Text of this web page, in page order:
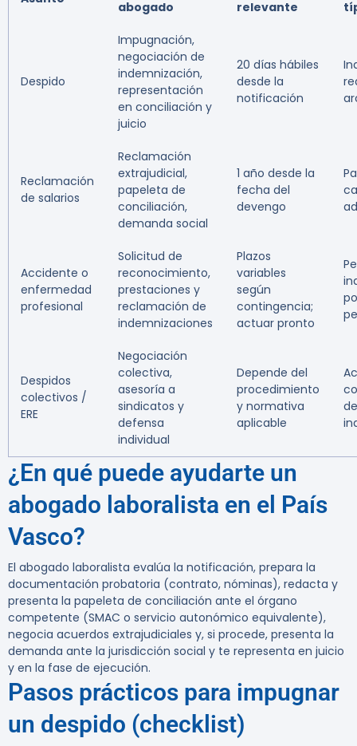
abogado
relevante
Despido
Impugnación,
negociación de
indemnización,
representación
en conciliación y
juicio
20 días hábiles
desde la
notificación
Reclamación
de salarios
Reclamación
extrajudicial,
papeleta de
conciliación,
demanda social
1 año desde la
fecha del
devengo
Accidente o
enfermedad
profesional
Solicitud de
reconocimiento,
prestaciones y
reclamación de
indemnizaciones
Plazos
variables
según
contingencia;
actuar pronto
Despidos
colectivos /
ERE
Negociación
colectiva,
asesoría a
sindicatos y
defensa
individual
Depende del
procedimiento
y normativa
aplicable
¿En qué puede ayudarte un
abogado laboralista en el País
Vasco?
El abogado laboralista evalúa la notificación, prepara la
documentación probatoria (contrato, nóminas), redacta y
presenta la papeleta de conciliación ante el órgano
competente (SMAC o servicio autonómico equivalente),
negocia acuerdos extrajudiciales y, si procede, presenta la
demanda ante la jurisdicción social y te representa en juicio
y en la fase de ejecución.
Pasos prácticos para impugnar
un despido (checklist)